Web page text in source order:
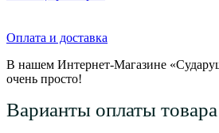
Оплата и доставка
В нашем Интернет-Магазине
очень просто!
Варианты оплаты товара